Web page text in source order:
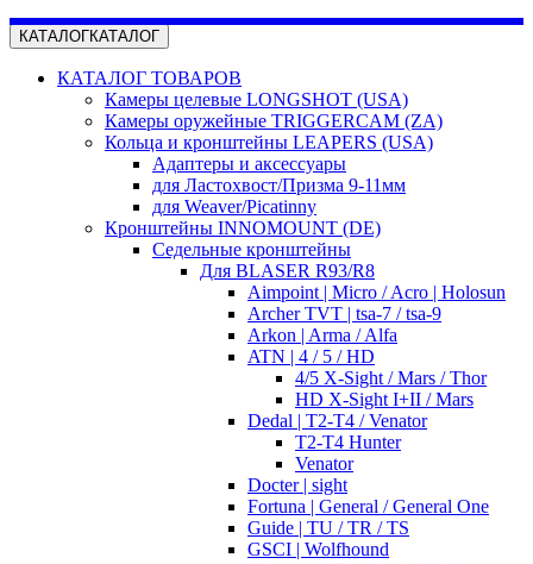
КАТАЛОГКАТАЛОГ
КАТАЛОГ ТОВАРОВ
Камеры целевые LONGSHOT (USA)
Камеры оружейные TRIGGERCAM (ZA)
Кольца и кронштейны LEAPERS (USA)
Адаптеры и аксессуары
для Ластохвост/Призма 9-11мм
для Weaver/Picatinny
Кронштейны INNOMOUNT (DE)
Седельные кронштейны
Для BLASER R93/R8
Aimpoint | Micro / Acro | Holosun
Archer TVT | tsa-7 / tsa-9
Arkon | Arma / Alfa
ATN | 4 / 5 / HD
4/5 X-Sight / Mars / Thor
HD X-Sight I+II / Mars
Dedal | T2-T4 / Venator
T2-T4 Hunter
Venator
Docter | sight
Fortuna | General / General One
Guide | TU / TR / TS
GSCI | Wolfhound